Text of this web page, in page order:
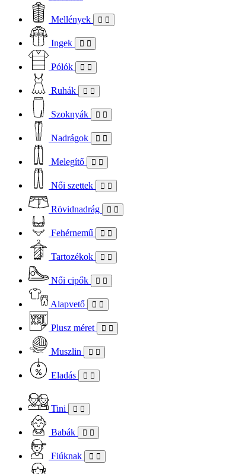
Mellények
Ingek
Pólók
Ruhák
Szoknyák
Nadrágok
Melegítő
Női szettek
Rövidnadrág
Fehérnemű
Tartozékok
Női cipők
Alapvető
Plusz méret
Muszlin
Eladás
Tini
Babák
Fiúknak